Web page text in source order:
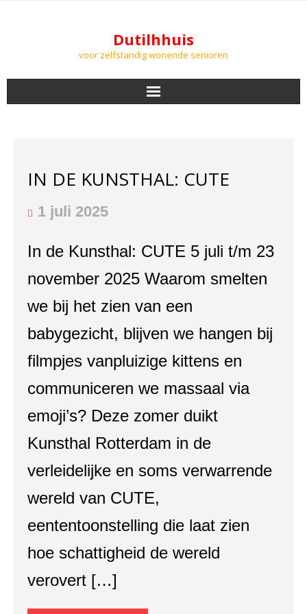
Dutilhhuis
voor zelfstandig wonende senioren
DOWNLOADS
PODCASTS
AGENDA
IN DE KUNSTHAL: CUTE
1 juli 2025
In de Kunsthal: CUTE 5 juli t/m 23
november 2025 Waarom smelten
we bij het zien van een
babygezicht, blijven we hangen bij
filmpjes vanpluizige kittens en
communiceren we massaal via
emoji’s? Deze zomer duikt
Kunsthal Rotterdam in de
verleidelijke en soms verwarrende
wereld van CUTE,
eententoonstelling die laat zien
hoe schattigheid de wereld
verovert […]